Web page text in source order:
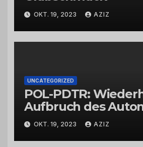
OKT. 19, 2023 AZIZ
UNCATEGORIZED
POL-PDTR:
Aufbruch des
Hermeskeil am
OKT. 19, 2023 AZIZ